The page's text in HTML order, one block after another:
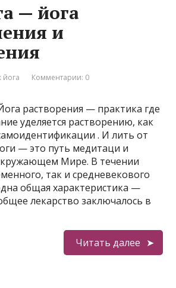
— йога
и
йога Комментарии: 0
растворения — практика где
уделяется растворению, как
. И лить от
— это путь медитаци и
Мире. В течении
так и средневекового
общая характеристика —
лекарство заключалось в
Читать далее